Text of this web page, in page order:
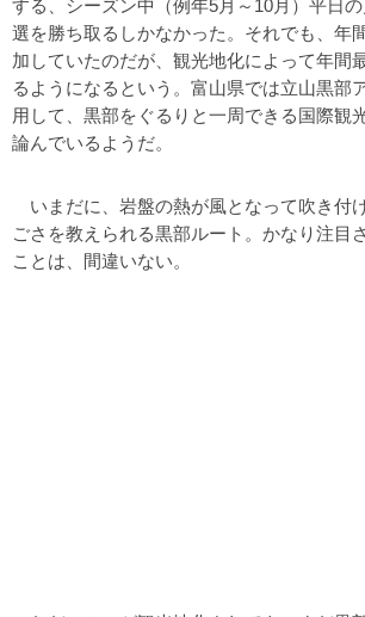
する、シーズン中（例年5月～10月）平日
選を勝ち取るしかなかった。それでも、年
加していたのだが、観光地化によって年間
るようになるという。富山県では立山黒部
用して、黒部をぐるりと一周できる国際観
論んでいるようだ。
いまだに、岩盤の熱が風となって吹き付
ごさを教えられる黒部ルート。かなり注目
ことは、間違いない。